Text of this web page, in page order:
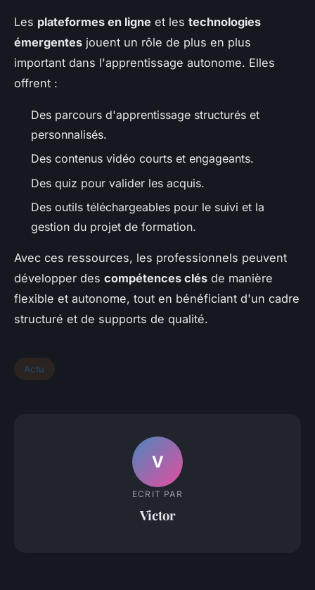
Les plateformes en ligne et les technologies
émergentes jouent un rôle de plus en plus
important dans l'apprentissage autonome. Elles
offrent :
Des parcours d'apprentissage structurés et
personnalisés.
Des contenus vidéo courts et engageants.
Des quiz pour valider les acquis.
Des outils téléchargeables pour le suivi et la
gestion du projet de formation.
Avec ces ressources, les professionnels peuvent
développer des compétences clés de manière
flexible et autonome, tout en bénéficiant d'un cadre
structuré et de supports de qualité.
Actu
V
ECRIT PAR
Victor